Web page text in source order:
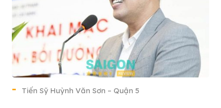
Tiến Sỹ Huỳnh Văn Sơn – Quận 5